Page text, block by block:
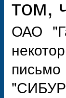
том,
ОАО